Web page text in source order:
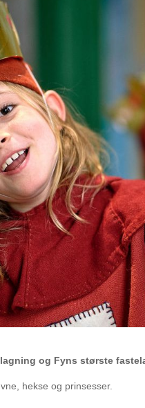
og Fyns største
hekse og prinsesser.